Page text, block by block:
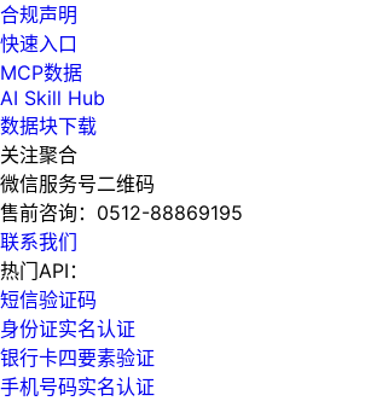
合规声明
快速入口
MCP数据
AI Skill Hub
数据块下载
关注聚合
微信服务号二维码
售前咨询： 0512-88869195
联系我们
热门API：
短信验证码
身份证实名认证
银行卡四要素验证
手机号码实名认证